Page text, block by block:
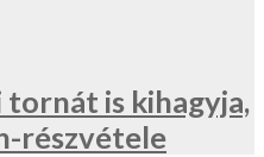
tornát is kihagyja,
részvétele